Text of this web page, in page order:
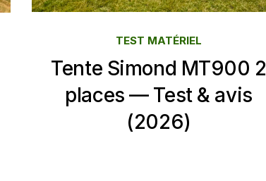
Tente Simond MT900 2
places — Test & avis
(2026)
TEST MATÉRIEL